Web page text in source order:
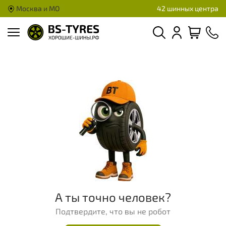
Москва и МО 42 шинных центра
А ты точно человек?
Подтвердите, что вы не робот